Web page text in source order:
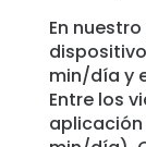
En
min/día y
Entre los
aplicación